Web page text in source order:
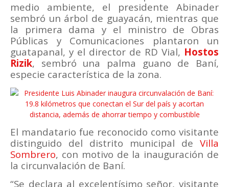
medio ambiente, el presidente Abinader
sembró un árbol de guayacán, mientras que
la primera dama y el ministro de Obras
Públicas y Comunicaciones plantaron un
guatapanal, y el director de RD Vial, Hostos
Rizik, sembró una palma guano de Baní,
especie característica de la zona.
El mandatario fue reconocido como visitante
distinguido del distrito municipal de Villa
Sombrero, con motivo de la inauguración de
la circunvalación de Baní.
“Se declara al excelentísimo señor, visitante